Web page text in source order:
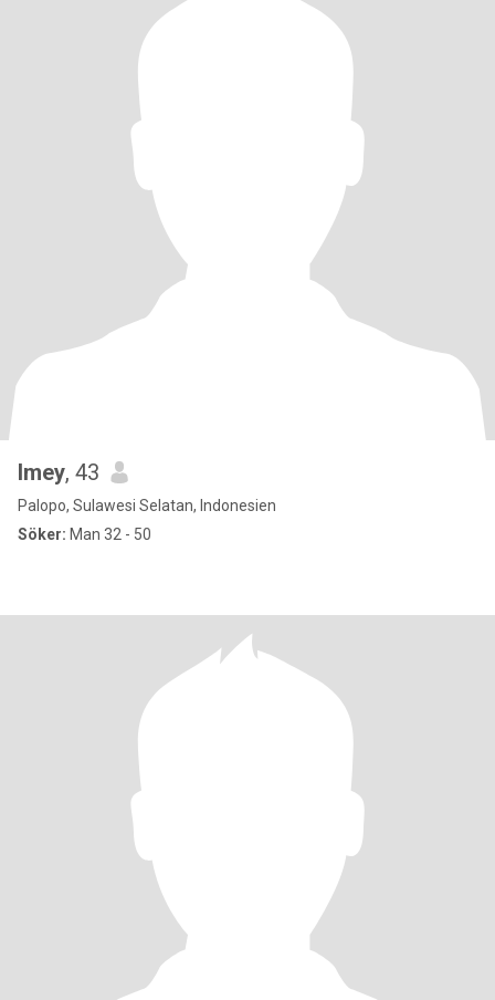
Imey, 43
Palopo, Sulawesi Selatan, Indonesien
Söker: Man 32 - 50